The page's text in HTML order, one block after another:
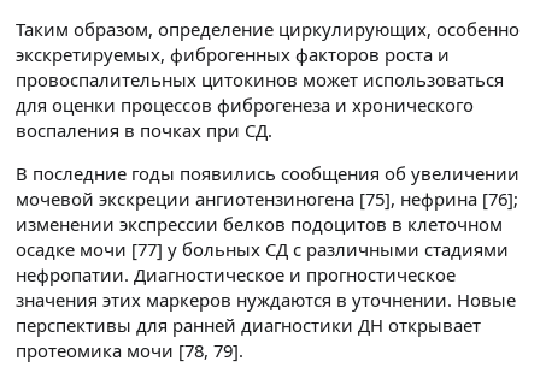
Таким образом, определение циркулирующих, особенно
экскретируемых, фиброгенных факторов роста и
провоспалительных цитокинов может использоваться
для оценки процессов фиброгенеза и хронического
воспаления в почках при СД.
В последние годы появились сообщения об увеличении
мочевой экскреции ангиотензиногена [75], нефрина [76];
изменении экспрессии белков подоцитов в клеточном
осадке мочи [77] у больных СД с различными стадиями
нефропатии. Диагностическое и прогностическое
значения этих маркеров нуждаются в уточнении. Новые
перспективы для ранней диагностики ДН открывает
протеомика мочи [78, 79].